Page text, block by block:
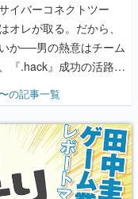
イバーコネクトツー
オレが取る。だから、
か──男の熱意はチーム
『.hack』成功の活路を
・松山 洋に流れる血は
だった【若ゲのいた
の記事一覧